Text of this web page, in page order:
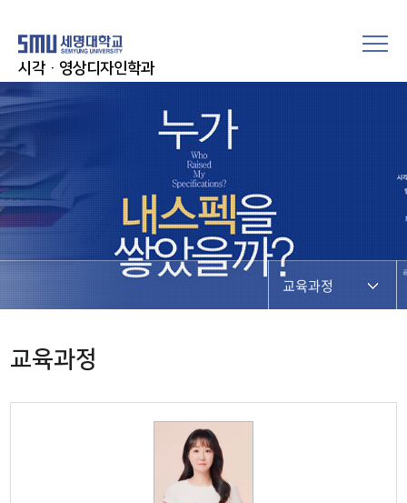
시각·영상디자인학과
교육과정
교육과정